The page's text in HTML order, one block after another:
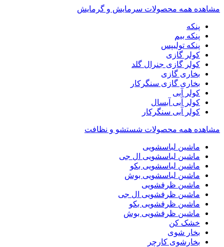
مشاهده همه محصولات سرمایش و گرمایش
پنکه
پنکه بیم
پنکه تولیپس
کولر گازی
کولر گازی جنرال گلد
بخاری گازی
بخاری گازی سنگرکار
کولر آبی
کولر آبی آبسال
کولر آبی سنگرکار
مشاهده همه محصولات شستشو و نظافت
ماشین لباسشویی
ماشین لباسشویی ال جی
ماشین لباسشویی بکو
ماشین لباسشویی بوش
ماشین ظرفشویی
ماشین ظرفشویی ال جی
ماشین ظرفشویی بکو
ماشین ظرفشویی بوش
خشک کن
بخار شوی
بخارشوی کارچر